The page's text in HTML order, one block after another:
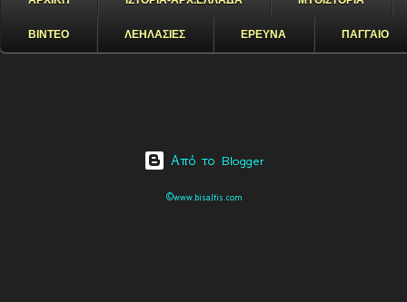
ΒΙΝΤΕΟ ΛΕΗΛΑΣΙΕΣ ΕΡΕΥΝΑ ΠΑΓΓΑΙΟ
Από το Blogger
©www.bisaltis.com